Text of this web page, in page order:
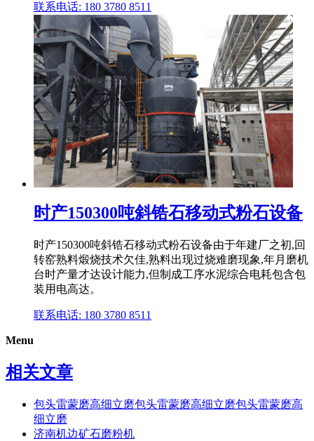
联系电话: 180 3780 8511
时产150300吨斜锆石移动式粉石设备
时产150300吨斜锆石移动式粉石设备由于年建厂之初,回
转窑熟料煅烧技术欠佳,熟料出现过烧难磨现象,年月磨机
台时产量才达设计能力,但制成工序水泥综合电耗包含包
装用电高达。
联系电话: 180 3780 8511
Menu
相关文章
包头雷蒙磨高细立磨包头雷蒙磨高细立磨包头雷蒙磨高
细立磨
济南机边矿石磨粉机